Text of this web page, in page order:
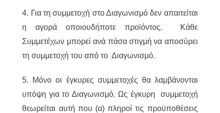
4. Για τη συμμετοχή στο Διαγωνισμό δεν απαιτείται
η αγορά οποιουδήποτε προϊόντος. Κάθε
Συμμετέχων μπορεί ανά πάσα στιγμή να αποσύρει
τη συμμετοχή του από το Διαγωνισμό.
5. Μόνο οι έγκυρες συμμετοχές θα λαμβάνονται
υπόψη για το Διαγωνισμό. Ως έγκυρη συμμετοχή
θεωρείται αυτή που (α) πληροί τις προϋποθέσεις